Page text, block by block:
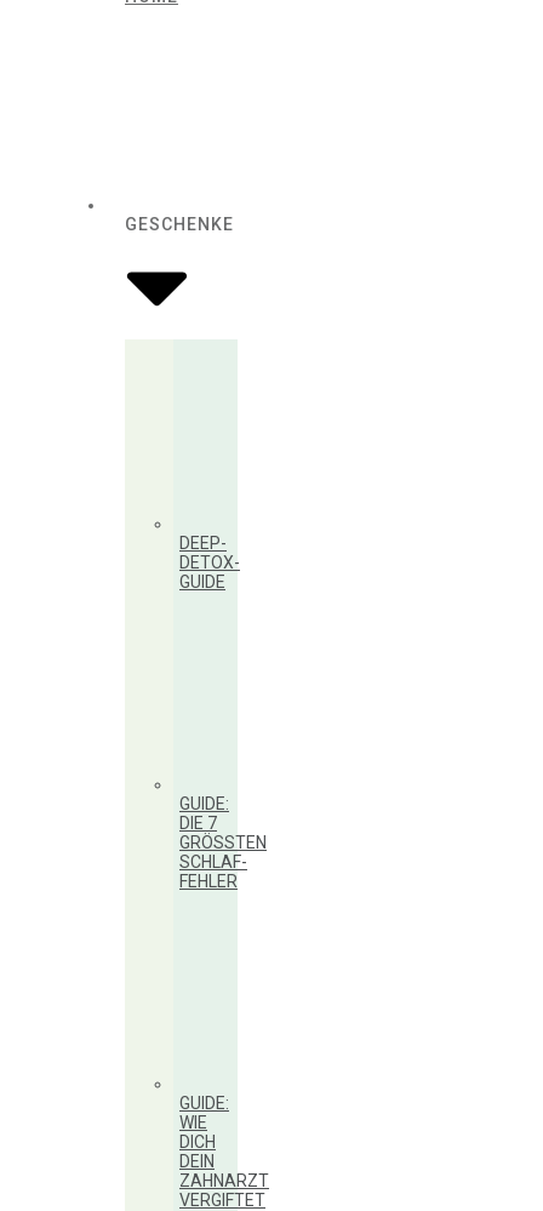
GESCHENKE
DEEP-
DETOX-
GUIDE
GUIDE:
DIE 7
GRÖSSTEN S
CHLAF-F
EHLER
GUIDE:
WIE
DICH
DEIN
ZAHNARZT
VERGIFTET